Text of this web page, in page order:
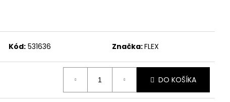
Kód: 531636 Značka:FLEX
DO KOŠÍKA